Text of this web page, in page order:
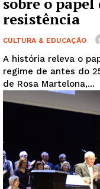
resistência
CULTURA & EDUCAÇÃO
A história releva o
regime de antes do
de Rosa Martelona,...